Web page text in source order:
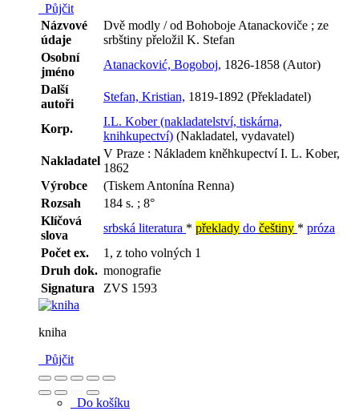
Půjčit
Názvové
údaje
Dvě modly / od Bohoboje Atanackoviče ; ze
srbštiny přeložil K. Stefan
Osobní
jméno
Atanacković, Bogoboj, 1826-1858 (Autor)
Další
autoři
Stefan, Kristian, 1819-1892 (Překladatel)
Korp.
I.L. Kober (nakladatelství, tiskárna,
knihkupectví) (Nakladatel, vydavatel)
Nakladatel
V Praze : Nákladem kněhkupectví I. L. Kober,
1862
Výrobce
(Tiskem Antonína Renna)
Rozsah
184 s. ; 8°
Klíčová
slova
srbská literatura * překlady do češtiny * próza
Počet ex.
1, z toho volných 1
Druh dok. monografie
Signatura
ZVS 1593
kniha
Půjčit
Do košíku